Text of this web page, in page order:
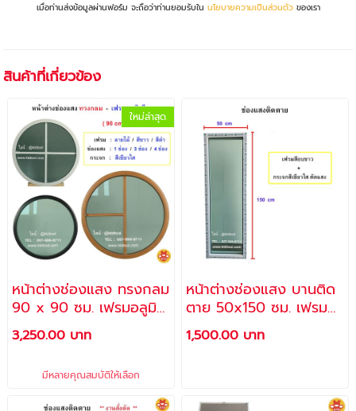
เมื่อท่านส่งข้อมูลผ่านฟอร์ม จะถือว่าท่านยอมรับใน นโยบายความเป็นส่วนตัวของเรา
สินค้าที่เกี่ยวข้อง
ใหม่ล่าสุด
หน้าต่างช่องแสง ทรงกลม
90 x 90 ซม. เฟรมอลูมิ
เนียม & กระจกสีเขียวใส
3,250.00 บาท
มีหลายคุณสมบัติให้เลือก
หน้าต่างช่องแสง บานติด
ตาย 50x150 ซม. เฟรม
อลูมิเนียม สีอบขาว กระจก
สีเขียวใสตัดแสง (แถม
โรงงาน
1,500.00 บาท